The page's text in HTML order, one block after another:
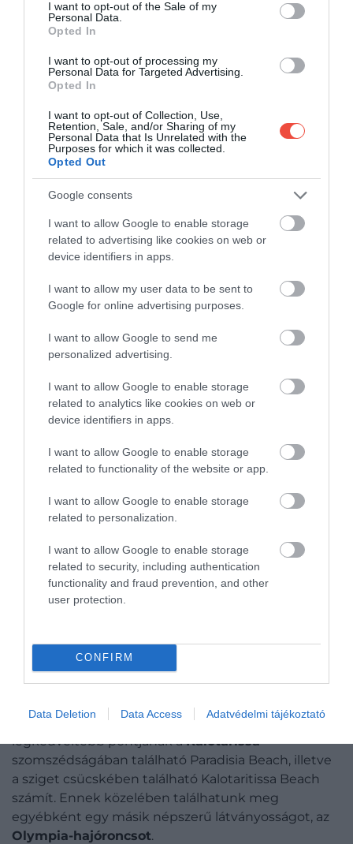
I want to opt-out of the Sale of my
Personal Data.
Opted In
I want to opt-out of processing my
Personal Data for Targeted Advertising.
Opted In
I want to opt-out of Collection, Use,
Retention, Sale, and/or Sharing of my
Personal Data that Is Unrelated with the
Purposes for which it was collected.
Opted Out
Google consents
I want to allow Google to enable storage
related to advertising like cookies on web or
device identifiers in apps.
I want to allow my user data to be sent to
Google for online advertising purposes.
I want to allow Google to send me
personalized advertising.
I want to allow Google to enable storage
related to analytics like cookies on web or
device identifiers in apps.
I want to allow Google to enable storage
related to functionality of the website or app.
I want to allow Google to enable storage
related to personalization.
I want to allow Google to enable storage
related to security, including authentication
functionality and fraud prevention, and other
user protection.
CONFIRM
Data Deletion Data Access Adatvédelmi tájékoztató
Innen pedig nem kell sokat utazni a déli partok
strandjaiig: az Agia Anna tengerpartról például
csodás kilátás nyílik az Égei-tengerre. Amorgósz
természeti kincseit persze több túraútvonalon
sziget keleti oldalán,TholariaésLagada
környékén
fut. A szuper strandokért válasszuk kirándulásunk
utolsó pontjának Ormos Egialis településének
környékét, vagy induljunk el a Tholariától északra
találhatóParalia Megali Vlichada, illetve a
Ha már természet:
oldalon találhatunk: a nyugati térség egyik
legkedveltebb pontjának aKalotarissa
szomszédságában található Paradisia Beach, illetve
a sziget csücskében található Kalotaritissa Beach
számít. Ennek közelében találhatunk meg
egyébként egy másik népszerű látványosságot, az
Olympia-hajóroncsot.